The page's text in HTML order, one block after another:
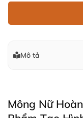
Mô tả
Mông Nữ